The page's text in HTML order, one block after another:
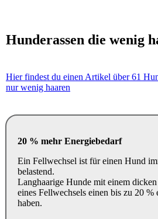
Hunderassen die wenig
Hier findest du einen Artikel über 61
nur wenig haaren
20 % mehr Energiebedarf
Ein Fellwechsel ist für einen Hund
belastend.
Langhaarige Hunde mit einem
eines Fellwechsels einen bis zu 20 %
haben.